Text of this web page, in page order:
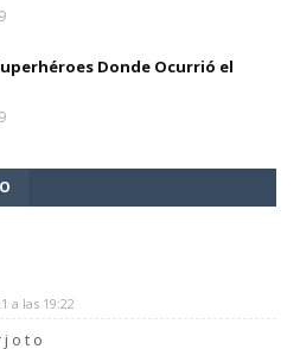
Donde Ocurrió el
a las 19:22
o t o